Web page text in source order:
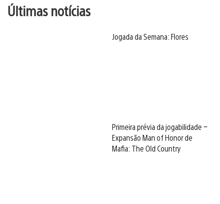
Últimas notícias
Jogada da Semana: Flores
Primeira prévia da jogabilidade –
Expansão Man of Honor de
Mafia: The Old Country